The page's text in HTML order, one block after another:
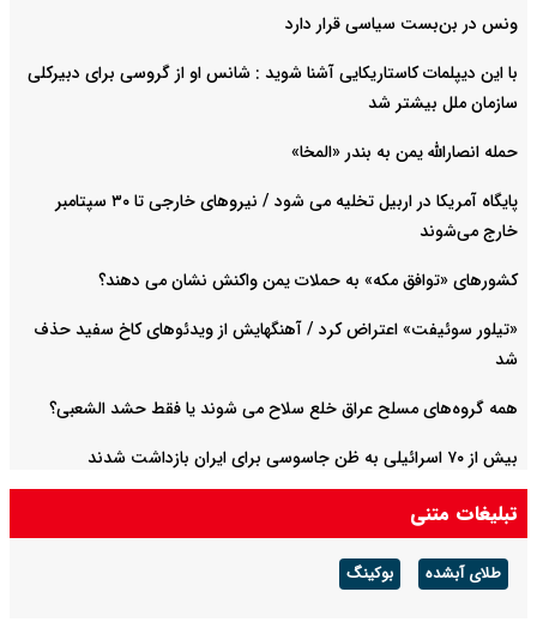
ونس در بن‌بست سیاسی قرار دارد
با این دیپلمات کاستاریکایی آشنا شوید : شانس او از گروسی برای دبیرکلی
سازمان ملل بیشتر شد
حمله انصارالله یمن به بندر «المخا»
پایگاه آمریکا در اربیل تخلیه می شود / نیروهای خارجی تا ۳۰ سپتامبر
خارج می‌شوند
کشورهای «توافق مکه» به حملات یمن واکنش نشان می دهند؟
«تیلور سوئیفت» اعتراض کرد / آهنگهایش از ویدئوهای کاخ سفید حذف
شد
همه گروه‌های مسلح عراق خلع سلاح می شوند یا فقط حشد الشعبی؟
بیش از ۷۰ اسرائیلی به ظن جاسوسی برای ایران بازداشت شدند
تبلیغات متنی
طلای آبشده بوکینگ